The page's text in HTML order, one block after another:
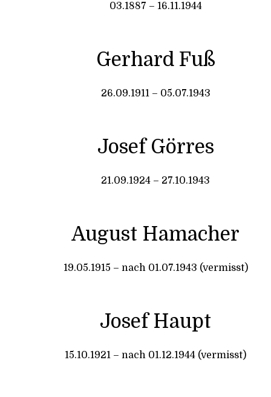
03.1887 – 16.11.1944
Gerhard Fuß
26.09.1911 – 05.07.1943
Josef Görres
21.09.1924 – 27.10.1943
August Hamacher
19.05.1915 – nach 01.07.1943 (vermisst)
Josef Haupt
15.10.1921 – nach 01.12.1944 (vermisst)